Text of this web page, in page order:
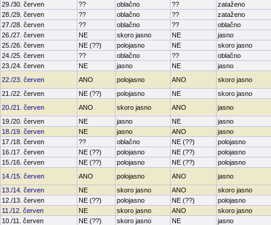
29./30. červen
?? oblačno ??
zataženo
28./29. červen
?? oblačno ??
zataženo
27./28. červen
?? oblačno ??
oblačno
26./27. červen
NE skoro jasno NE
jasno
25./26. červen
NE (??) polojasno NE
skoro jasno
24./25. červen
?? oblačno ??
oblačno
23./24. červen
NE jasno NE
jasno
22./23. červen
ANO polojasno ANO
skoro jasno
21./22. červen
NE (??) polojasno NE
skoro jasno
20./21. červen
ANO skoro jasno ANO
jasno
19./20. červen
NE jasno NE
jasno
18./19. červen
NE jasno ANO
jasno
17./18. červen
?? oblačno NE (??)
polojasno
16./17. červen
NE (??) polojasno NE (??)
polojasno
15./16. červen
NE (??) polojasno NE (??)
polojasno
14./15. červen
ANO polojasno ANO
jasno
13./14. červen
NE skoro jasno ANO
skoro jasno
12./13. červen
NE (??) polojasno NE (??)
polojasno
11./12. červen
NE skoro jasno ANO
skoro jasno
10./11. červen
NE (??) skoro jasno NE
jasno